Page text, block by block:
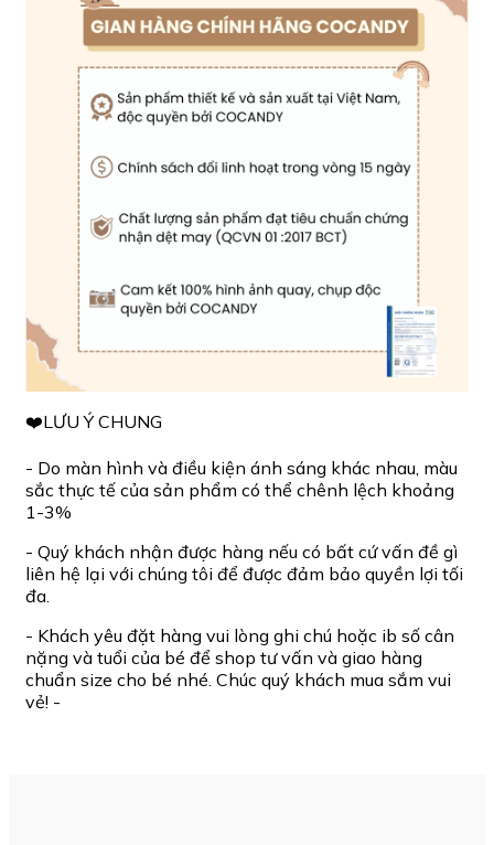
❤️LƯU Ý CHUNG
- Do màn hình và điều kiện ánh sáng khác nhau, màu
sắc thực tế của sản phẩm có thể chênh lệch khoảng
1-3%
- Quý khách nhận được hàng nếu có bất cứ vấn đề gì
liên hệ lại với chúng tôi để được đảm bảo quyền lợi tối
đa.
- Khách yêu đặt hàng vui lòng ghi chú hoặc ib số cân
nặng và tuổi của bé để shop tư vấn và giao hàng
chuẩn size cho bé nhé. Chúc quý khách mua sắm vui
vẻ! -